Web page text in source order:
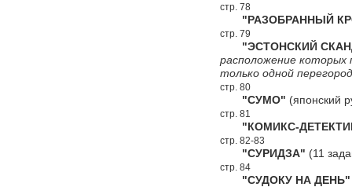
стр. 78
"РАЗОБРАННЫЙ
стр. 79
"ЭСТОНСКИЙ
расположение
только одной
стр. 80
"СУМО" (японский
стр. 81
"КОМИКС-
стр. 82-83
"СУРИДЗА" (11
стр. 84
"СУДОКУ НА ДЕНЬ"